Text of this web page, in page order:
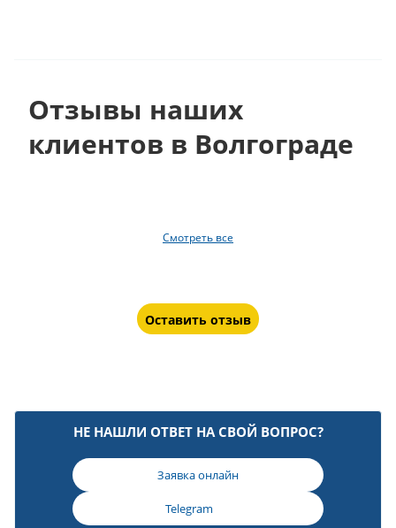
Отзывы наших
клиентов в Волгограде
Смотреть все
Оставить отзыв
НЕ НАШЛИ ОТВЕТ НА СВОЙ ВОПРОС?
Заявка онлайн
Telegram